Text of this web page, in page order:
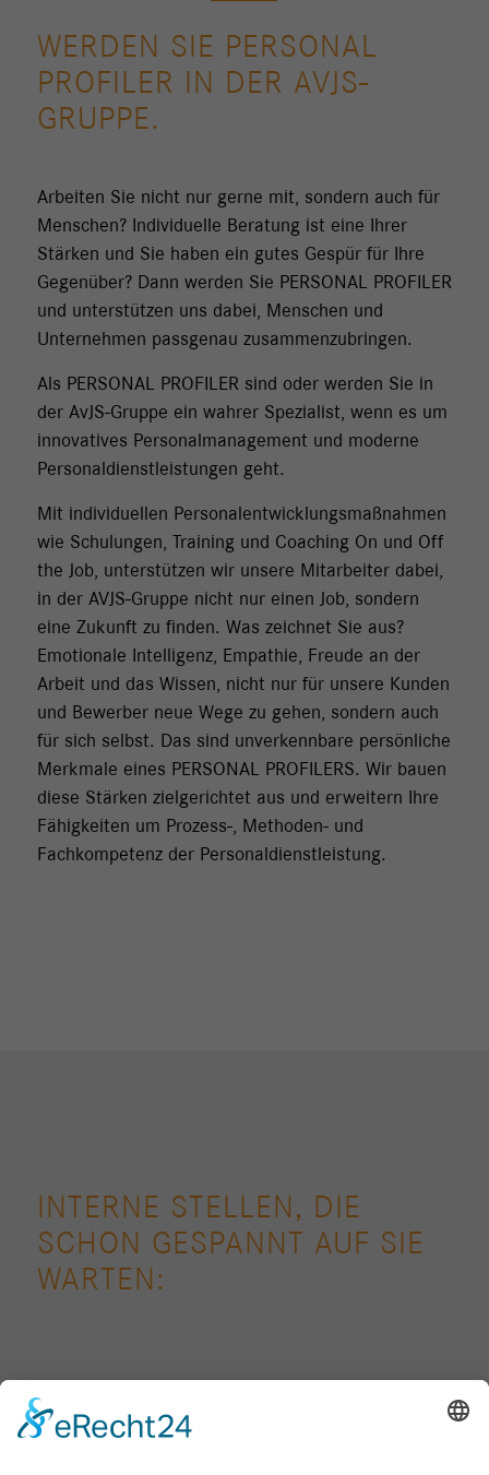
WERDEN SIE PERSONAL
PROFILER IN DER AVJS-
GRUPPE.
Arbeiten Sie nicht nur gerne mit, sondern auch für
Menschen? Individuelle Beratung ist eine Ihrer
Stärken und Sie haben ein gutes Gespür für Ihre
Gegenüber? Dann werden Sie PERSONAL PROFILER
und unterstützen uns dabei, Menschen und
Unternehmen passgenau zusammenzubringen.
Als PERSONAL PROFILER sind oder werden Sie in
der AvJS-Gruppe ein wahrer Spezialist, wenn es um
innovatives Personalmanagement und moderne
Personaldienstleistungen geht.
Mit individuellen Personalentwicklungsmaßnahmen
wie Schulungen, Training und Coaching On und Off
the Job, unterstützen wir unsere Mitarbeiter dabei,
in der AVJS-Gruppe nicht nur einen Job, sondern
eine Zukunft zu finden. Was zeichnet Sie aus?
Emotionale Intelligenz, Empathie, Freude an der
Arbeit und das Wissen, nicht nur für unsere Kunden
und Bewerber neue Wege zu gehen, sondern auch
für sich selbst. Das sind unverkennbare persönliche
Merkmale eines PERSONAL PROFILERS. Wir bauen
diese Stärken zielgerichtet aus und erweitern Ihre
Fähigkeiten um Prozess-, Methoden- und
Fachkompetenz der Personaldienstleistung.
INTERNE STELLEN, DIE
SCHON GESPANNT AUF SIE
WARTEN:
1 von 1